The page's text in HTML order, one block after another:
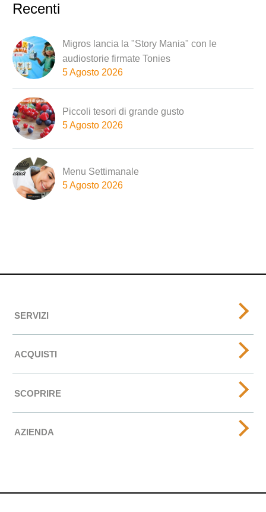
Recenti
Migros lancia la "Story Mania" con le
audiostorie firmate Tonies
5 Agosto 2026
Piccoli tesori di grande gusto
5 Agosto 2026
Menu Settimanale
5 Agosto 2026
SERVIZI
ACQUISTI
SCOPRIRE
AZIENDA